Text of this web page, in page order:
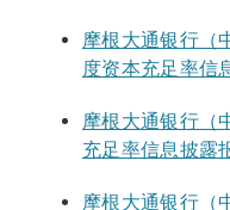
摩根大通银行（
度资本充足率信
摩根大通银行（
充足率信息披露
摩根大通银行（